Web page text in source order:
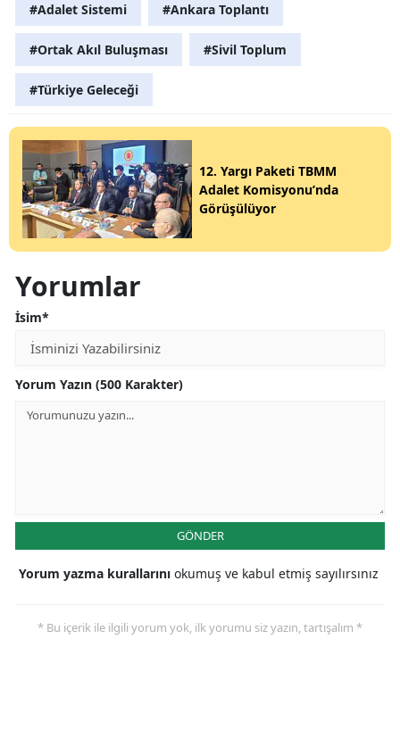
#Adalet Sistemi #Ankara Toplantı
#Ortak Akıl Buluşması #Sivil Toplum
#Türkiye Geleceği
12. Yargı Paketi TBMM
Adalet Komisyonu’nda
Görüşülüyor
Yorumlar
İsim*
Yorum Yazın (500 Karakter)
GÖNDER
Yorum yazma kurallarını okumuş ve kabul etmiş sayılırsınız
* Bu içerik ile ilgili yorum yok, ilk yorumu siz yazın, tartışalım *